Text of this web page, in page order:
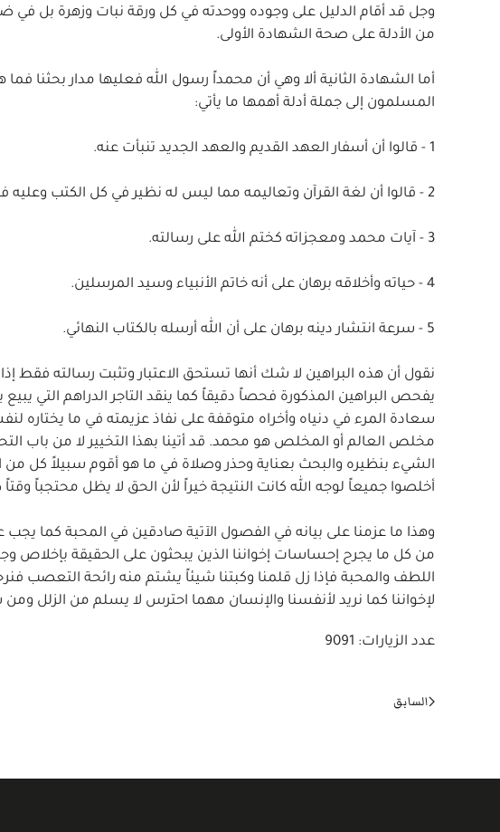
وجل قد أقام الدليل على وجوده ووحدته في كل ورقة نبات وزهرة بل في
من الأدلة على صحة الشهادة الأولى.
أما الشهادة الثانية ألا وهي أن محمداً رسول الله فعليها مدار بحثنا
المسلمون إلى جملة أدلة أهمها ما يأتي:
1 - قالوا أن أسفار العهد القديم والعهد الجديد تنبأت عنه.
2 - قالوا أن لغة القرآن وتعاليمه مما ليس له نظير في كل الكتب وعليه فالقرآن بمفرده هو الدليل الأعظم على صدق دعوى محمد.
3 - آيات محمد ومعجزاته كختم الله على رسالته.
4 - حياته وأخلاقه برهان على أنه خاتم الأنبياء وسيد المرسلين.
5 - سرعة انتشار دينه برهان على أن الله أرسله بالكتاب النهائي.
نقول أن هذه البراهين لا شك أنها تستحق الاعتبار وتثبت رسالته فقط
يفحص البراهين المذكورة فحصاً دقيقاً كما ينقد التاجر الدراهم التي
سعادة المرء في دنياه وأخراه متوقفة على نفاذ عزيمته في ما
مخلص العالم أو المخلص هو محمد. قد أتينا بهذا التخيير لا من باب
الشيء بنظيره والبحث بعناية وحذر وصلاة في ما هو أقوم سبيلاً كل
أخلصوا جميعاً لوجه الله كانت النتيجة خيراً لأن الحق لا يظل محتجباً
من كل ما يجرح إحساسات إخواننا الذين يبحثون على الحقيقة بإخلاص
اللطف والمحبة فإذا زل قلمنا وكبتنا شيئاً يشتم منه رائحة التعصب
لإخواننا كما نريد لأنفسنا والإنسان مهما احترس لا يسلم من الزلل
عدد الزيارات: 9091
السابق